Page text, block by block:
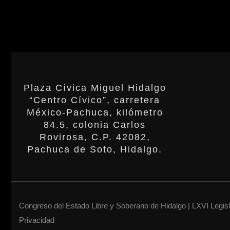
Plaza Cívica Miguel Hidalgo
“Centro Cívico”, carretera
México-Pachuca, kilómetro
84.5, colonia Carlos
Rovirosa, C.P. 42082,
Pachuca de Soto, Hidalgo.
Congreso del Estado Libre y Soberano de Hidalgo | LXVI
Privacidad